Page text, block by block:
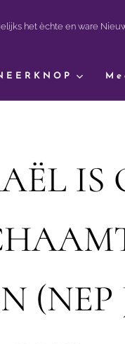
het èchte en ware
IS
(NEP